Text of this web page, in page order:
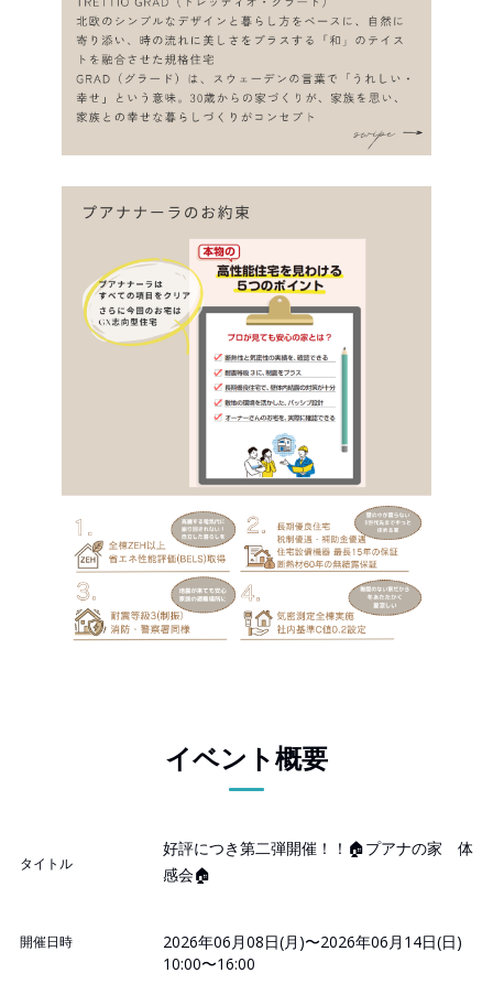
イベント概要
タイトル
好評につき第二弾開催！！🏠プアナの家 体
感会🏠
開催日時
2026年06月08日(月)〜2026年06月14日(日)
10:00〜16:00